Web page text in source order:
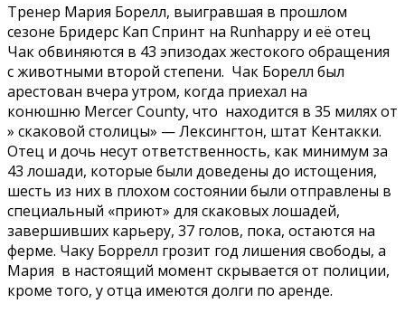
Тренер Мария Борелл, выигравшая в прошлом
сезоне Бридерс Кап Спринт на Runhappy и её отец
Чак обвиняются в 43 эпизодах жестокого обращения
с животными второй степени. Чак Борелл был
арестован вчера утром, когда приехал на
конюшню Mercer County, что находится в 35 милях от
» скаковой столицы» — Лексингтон, штат Кентакки.
Отец и дочь несут ответственность, как минимум за
43 лошади, которые были доведены до истощения,
шесть из них в плохом состоянии были отправлены в
специальный «приют» для скаковых лошадей,
завершивших карьеру, 37 голов, пока, остаются на
ферме. Чаку Боррелл грозит год лишения свободы, а
Мария в настоящий момент скрывается от полиции,
кроме того, у отца имеются долги по аренде.